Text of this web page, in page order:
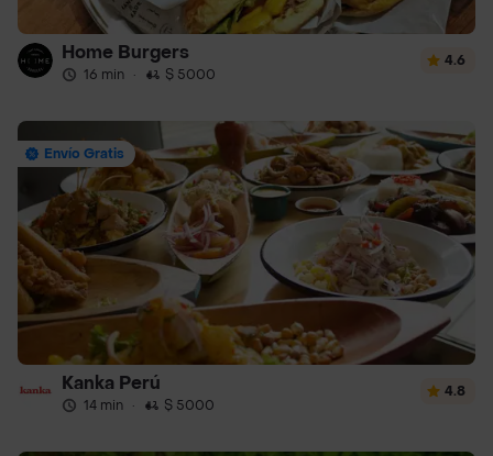
Home Burgers
16 min · $ 5000
4.6
Envío Gratis
Kanka Perú
14 min · $ 5000
4.8